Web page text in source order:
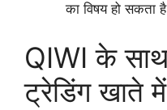
का विषय हो सकता
QIWI के
ट्रेडिंग खाते